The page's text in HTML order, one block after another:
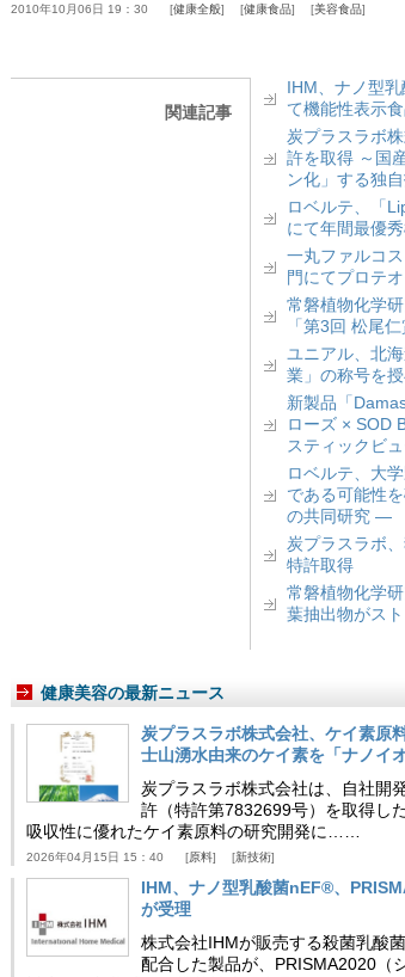
2010年10月06日 19：30 健康全般 健康食品 美容食品
関連記事
IHM、ナノ型
て機能性表示
炭プラスラボ
許を取得 ～国
ン化」する独
ロベルテ、「
にて年間最優
一丸ファルコ
門にてプロテ
常磐植物化学
「第3回 松尾
ユニアル、北
業」の称号を
新製品「
ローズ × SOD
スティックビ
ロベルテ、大
である可能性
の共同研究 ―
炭プラスラボ
特許取得
常磐植物化学
葉抽出物がス
健康美容の最新ニュース
炭プラスラボ株式会社、ケイ素原
士山湧水由来のケイ素を「ナノイ
炭プラスラボ株式会社は、自社開
許（特許第7832699号）を取得し
吸収性に優れたケイ素原料の研究開発に……
2026年04月15日 15：40 原料 新技術
IHM、ナノ型乳酸菌nEF®、
が受理
株式会社IHMが販売する殺菌乳酸
配合した製品が、PRISMA2020（